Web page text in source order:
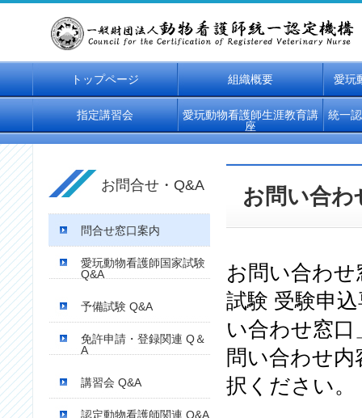
トップページ 組織概要 愛玩
指定講習会
愛玩動物看護師生涯教育講
座
統一
お問合せ・Q&A
問合せ窓口案内
愛玩動物看護師国家試験
Q&A
予備試験 Q&A
免許申請・登録関連 Q＆
A
講習会 Q&A
認定動物看護師関連 Q&A
お問い合わ
お問い合わせ
試験 受験申
い合わせ窓口
問い合わせ
択ください。